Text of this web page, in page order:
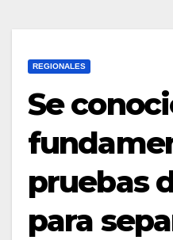
REGIONALES
Se
pruebas
para